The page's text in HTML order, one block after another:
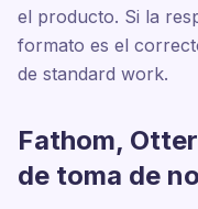
el producto. Si la
formato es el
de standard work.
Fathom,
de toma de